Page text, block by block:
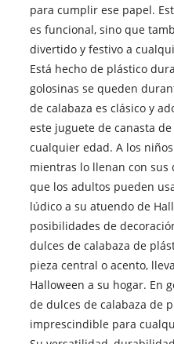
para cumplir ese papel.
es funcional, sino que
divertido y festivo a
Está hecho de plástico
golosinas se queden
de calabaza es clásico y
este juguete de canasta
cualquier edad. A los
mientras lo llenan con sus
que los adultos pueden
lúdico a su atuendo de
posibilidades de
dulces de calabaza de
pieza central o acento,
Halloween a su hogar. En
de dulces de calabaza de
imprescindible para